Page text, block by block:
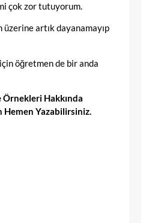
çok zor tutuyorum.
artık dayanamayıp
öğretmen de bir anda
Hakkında
Hemen Yazabilirsiniz.